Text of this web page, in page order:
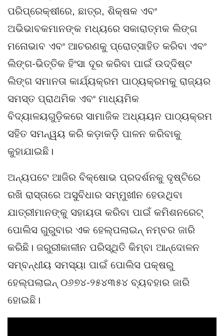
ପରିପ୍ରେକ୍ଷୀରେ, ଛାତ୍ର, ଶିକ୍ଷକ ଏବଂ
ଅଭିଭାବକମାନଙ୍କ ମଧ୍ୟରେ ସକାରାତ୍ମକ ଲିଙ୍ଗ
ମନୋଭାବ ଏବଂ ଆଚରଣକୁ ପ୍ରୋତ୍ସାହିତ କରିବା ଏବଂ
ଲିଙ୍ଗ-ଭିତ୍ତିକ ହିଂସା ଦୂର କରିବା ପାଇଁ ଉଦ୍ଦିଷ୍ଟ
ଲିଙ୍ଗ ସମାନତା କାର୍ଯ୍ୟକ୍ରମ ପାଠ୍ୟକ୍ରମକୁ ରାଜ୍ୟର
ସମସ୍ତ ପ୍ରାଥମିକ ଏବଂ ମାଧ୍ୟମିକ
ବିଦ୍ୟାଳୟଗୁଡ଼ିକରେ ସାମାଜିକ ଅଧ୍ୟୟନ ପାଠ୍ୟକ୍ରମ
ସହିତ ସମନ୍ୱୟ କରି କଡ଼ାକଡ଼ି ପାଳନ କରିବାକୁ
କୁହାଯାଇଛି।
ଅନ୍ୟପଟେ ଆଜିର ବିକ୍ଷୋଭ ପ୍ରଦର୍ଶନକୁ ଦୃଷ୍ଟିରେ
ରଖି ରାସ୍ତାରେ ଅସୁବିଧାର ସମ୍ମୁଖୀନ ହେଉଥିବା
ଯାତ୍ରୀମାନଙ୍କୁ ସହାୟତା କରିବା ପାଇଁ କମିଶନରେଟ୍
ପୋଲିସ ଗୁରୁବାର ଏକ ହେଲ୍ପଲାଇନ୍ ନମ୍ବର ଜାରି
କରିଛି। ଜରୁରୀକାଳୀନ ପରିସ୍ଥିତି କିମ୍ବା ଆନ୍ଦୋଳନ
ସମ୍ବନ୍ଧୀୟ ସମସ୍ୟା ପାଇଁ ପୋଲିସ ପକ୍ଷରୁ
ହେଲ୍ପଲାଇନ୍ ୦୬୭୪-୨୫୪୩୫୪ ବ୍ୟବହାର ଜାରି
ହୋଇଛି।